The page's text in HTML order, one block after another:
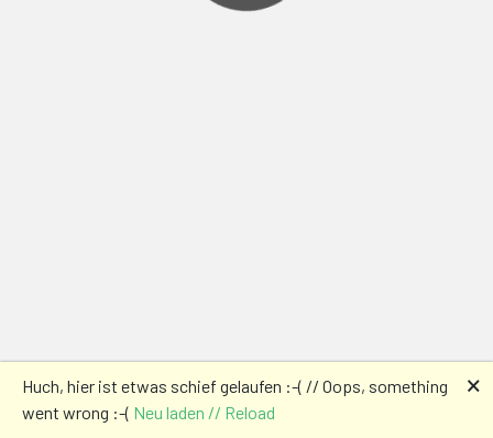
Huch, hier ist etwas schief gelaufen :-( // Oops, something
went wrong :-( Neu laden // Reload
🗙